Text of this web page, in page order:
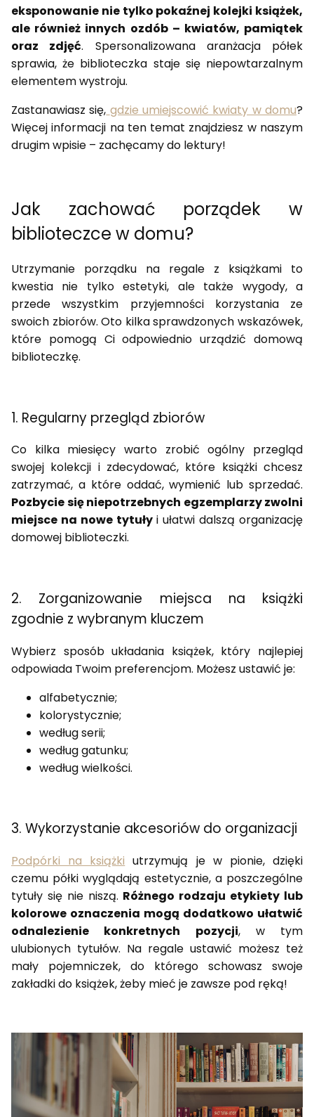
eksponowanie nie tylko pokaźnej kolejki książek,
ale również innych ozdób – kwiatów, pamiątek
oraz zdjęć. Spersonalizowana aranżacja półek
sprawia, że biblioteczka staje się niepowtarzalnym
elementem wystroju.
Zastanawiasz się, gdzie umiejscowić kwiaty w domu?
Więcej informacji na ten temat znajdziesz w naszym
drugim wpisie – zachęcamy do lektury!
Jak zachować porządek w
biblioteczce w domu?
Utrzymanie porządku na regale z książkami to
kwestia nie tylko estetyki, ale także wygody, a
przede wszystkim przyjemności korzystania ze
swoich zbiorów. Oto kilka sprawdzonych wskazówek,
które pomogą Ci odpowiednio urządzić domową
biblioteczkę.
1. Regularny przegląd zbiorów
Co kilka miesięcy warto zrobić ogólny przegląd
swojej kolekcji i zdecydować, które książki chcesz
zatrzymać, a które oddać, wymienić lub sprzedać.
Pozbycie się niepotrzebnych egzemplarzy zwolni
miejsce na nowe tytułyi ułatwi dalszą organizację
domowej biblioteczki.
2. Zorganizowanie miejsca na książki
zgodnie z wybranym kluczem
Wybierz sposób układania książek, który najlepiej
odpowiada Twoim preferencjom. Możesz ustawić je:
alfabetycznie;
kolorystycznie;
według serii;
według gatunku;
według wielkości.
3. Wykorzystanie akcesoriów do organizacji
Podpórki na książki utrzymują je w pionie, dzięki
czemu półki wyglądają estetycznie, a poszczególne
tytuły się nie niszą. Różnego rodzaju etykiety lub
kolorowe oznaczenia mogą dodatkowo ułatwić
odnalezienie konkretnych pozycji, w tym
ulubionych tytułów. Na regale ustawić możesz też
mały pojemniczek, do którego schowasz swoje
zakładki do książek, żeby mieć je zawsze pod ręką!